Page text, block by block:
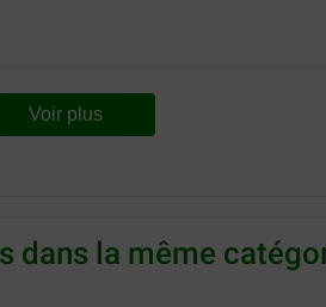
Voir plus
dans la même